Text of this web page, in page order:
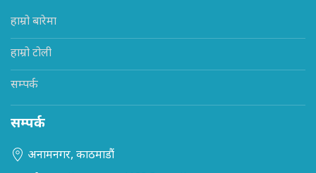
हाम्रो बारेमा
हाम्रो टोली
सम्पर्क
सम्पर्क
अनामनगर, काठमाडौं